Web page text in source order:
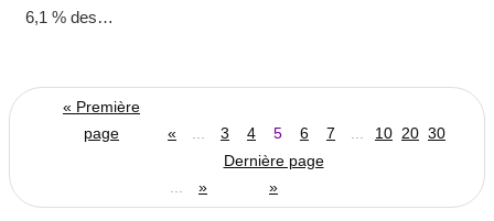
6,1 % des…
« Première
page
« 3 4 5 6 7 10 20 30
»
Dernière page
»